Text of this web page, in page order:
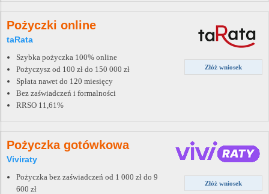
Pożyczki online
taRata
Złóż wniosek
Szybka pożyczka 100% online
Pożyczysz od 100 zł do 150 000 zł
Spłata nawet do 120 miesięcy
Bez zaświadczeń i formalności
RRSO 11,61%
Pożyczka gotówkowa
Viviraty
Złóż wniosek
Pożyczka bez zaświadczeń od 1 000 zł do 9
600 zł